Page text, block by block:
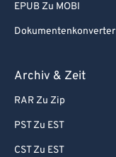
EPUB Zu MOBI
Dokumentenkonverter
Archiv & Zeit
RAR Zu Zip
PST Zu EST
CST Zu EST